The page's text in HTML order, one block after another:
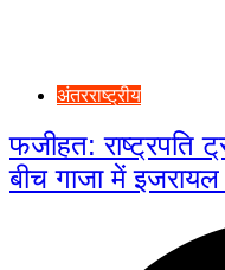
अंतरराष्ट्रीय
फजीहत: राष्ट्रपति
बीच गाजा में